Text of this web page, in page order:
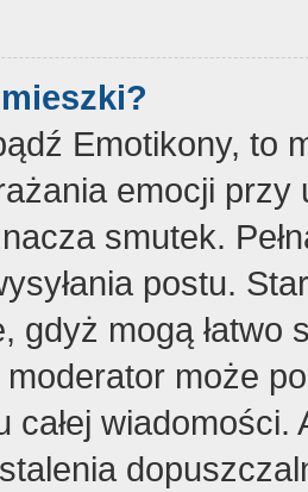
Emotikony, to
emocji
smutek.
postu.
gdyż mogą
może
całej